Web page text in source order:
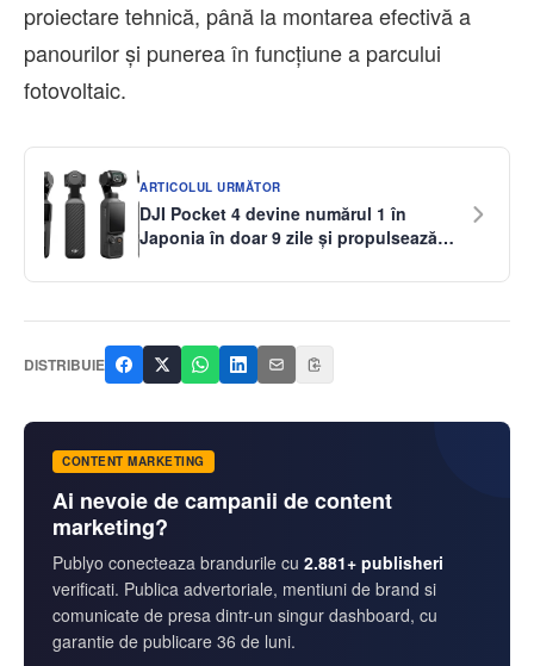
proiectare tehnică, până la montarea efectivă a
panourilor și punerea în funcțiune a parcului
fotovoltaic.
ARTICOLUL URMĂTOR
DJI Pocket 4 devine numărul 1 în
Japonia în doar 9 zile și propulsează
72,5%
DISTRIBUIE
CONTENT MARKETING
Ai nevoie de campanii de content
marketing?
Publyo conecteaza brandurile cu 2.881+ publisheri
verificati. Publica advertoriale, mentiuni de brand si
comunicate de presa dintr-un singur dashboard, cu
garantie de publicare 36 de luni.